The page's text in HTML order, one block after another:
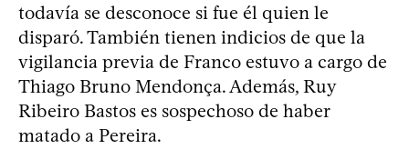
todavía se desconoce si fue él quien le
disparó. También tienen indicios de que la
vigilancia previa de Franco estuvo a cargo de
Thiago Bruno Mendonça. Además, Ruy
Ribeiro Bastos es sospechoso de haber
matado a Pereira.